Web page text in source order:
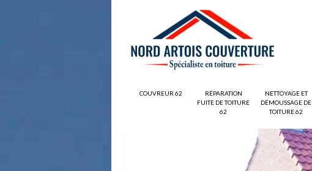
COUVREUR 62
RÉPARATION
FUITE DE TOITURE
62
NETTOYAGE ET
DÉMOUSSAGE DE
TOITURE 62